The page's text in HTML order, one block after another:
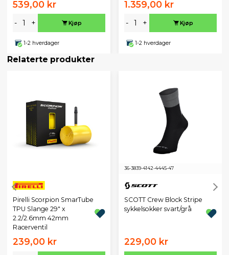
539,00 kr
- + Kjøp
1-2 hverdager
1.359,00 kr
- + Kjøp
1-2 hverdager
Relaterte produkter
Pirelli Scorpion SmarTube
TPU Slange 29" x
2.2/2.6mm 42mm
Racerventil
239,00 kr
36-3839-4142-4445-47
SCOTT Crew Block Stripe
sykkelsokker svart/grå
229,00 kr